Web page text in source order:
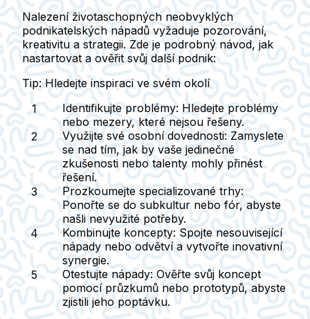
Nalezení životaschopných neobvyklých
podnikatelských nápadů vyžaduje pozorování,
kreativitu a strategii. Zde je podrobný návod, jak
nastartovat a ověřit svůj další podnik:
Tip: Hledejte inspiraci ve svém okolí
Identifikujte problémy: Hledejte problémy
nebo mezery, které nejsou řešeny.
Využijte své osobní dovednosti: Zamyslete
se nad tím, jak by vaše jedinečné
zkušenosti nebo talenty mohly přinést
řešení.
Prozkoumejte specializované trhy:
Ponořte se do subkultur nebo fór, abyste
našli nevyužité potřeby.
Kombinujte koncepty: Spojte nesouvisející
nápady nebo odvětví a vytvořte inovativní
synergie.
Otestujte nápady: Ověřte svůj koncept
pomocí průzkumů nebo prototypů, abyste
zjistili jeho poptávku.